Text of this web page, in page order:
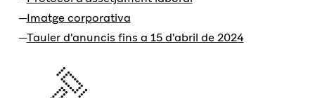
Imatge corporativa
Tauler d'anuncis fins a 15 d'abril de 2024